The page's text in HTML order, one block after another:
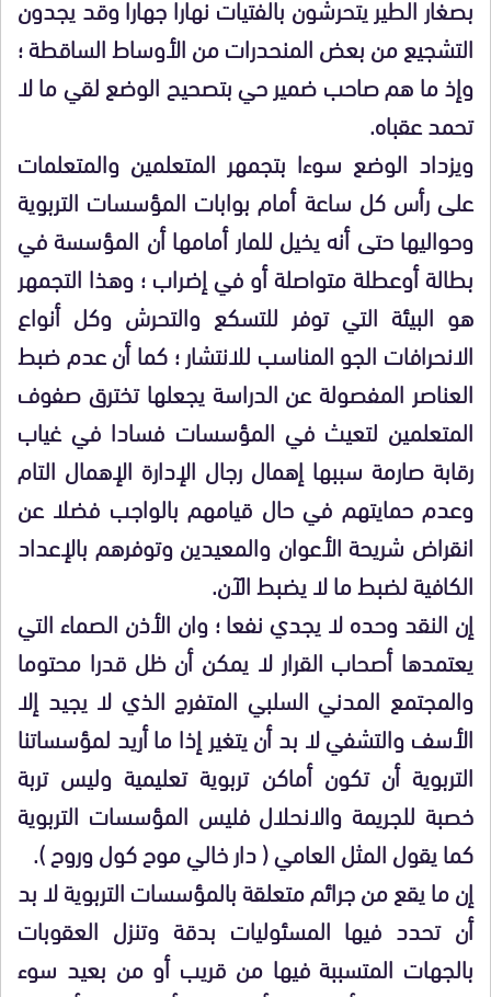
التشجيع من بعض المنحدرات من الأوساط الساقطة ؛
وإذ ما هم صاحب ضمير حي بتصحيح الوضع لقي ما لا
تحمد عقباه.
ويزداد الوضع سوءا بتجمهر المتعلمين والمتعلمات
على رأس كل ساعة أمام بوابات المؤسسات التربوية
وحواليها حتى أنه يخيل للمار أمامها أن المؤسسة في
بطالة أوعطلة متواصلة أو في إضراب ؛ وهذا التجمهر
هو البيئة التي توفر للتسكع والتحرش وكل أنواع
الانحرافات الجو المناسب للانتشار ؛ كما أن عدم ضبط
العناصر المفصولة عن الدراسة يجعلها تخترق صفوف
المتعلمين لتعيث في المؤسسات فسادا في غياب
رقابة صارمة سببها إهمال رجال الإدارة الإهمال التام
وعدم حمايتهم في حال قيامهم بالواجب فضلا عن
انقراض شريحة الأعوان والمعيدين وتوفرهم بالإعداد
الكافية لضبط ما لا يضبط الآن.
إن النقد وحده لا يجدي نفعا ؛ وان الأذن الصماء التي
يعتمدها أصحاب القرار لا يمكن أن ظل قدرا محتوما
والمجتمع المدني السلبي المتفرج الذي لا يجيد إلا
الأسف والتشفي لا بد أن يتغير إذا ما أريد لمؤسساتنا
التربوية أن تكون أماكن تربوية تعليمية وليس تربة
خصبة للجريمة والانحلال فليس المؤسسات التربوية
كما يقول المثل العامي ( دار خالي موح كول وروح ).
إن ما يقع من جرائم متعلقة بالمؤسسات التربوية لا بد
أن تحدد فيها المسئوليات بدقة وتنزل العقوبات
بالجهات المتسببة فيها من قريب أو من بعيد سوء